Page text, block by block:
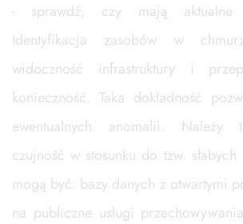
- sprawdź, czy mają aktualne
Identyfikacja zasobów w
widoczność infrastruktury i
konieczność. Taka dokładność
ewentualnych anomalii. Należy
czujność w stosunku do tzw.
mogą być: bazy danych z otwartymi
na publiczne usługi